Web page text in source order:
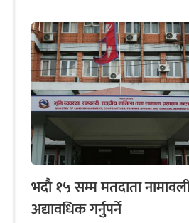
भदौ १५ सम्म मतदाता
अद्यावधिक गर्नुपर्ने